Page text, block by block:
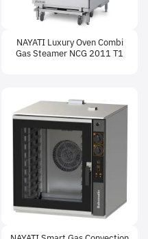
NAYATI Luxury Oven Combi
Gas Steamer NCG 2011 T1